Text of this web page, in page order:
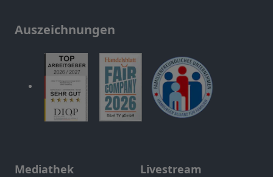
Auszeichnungen
Mediathek Livestream